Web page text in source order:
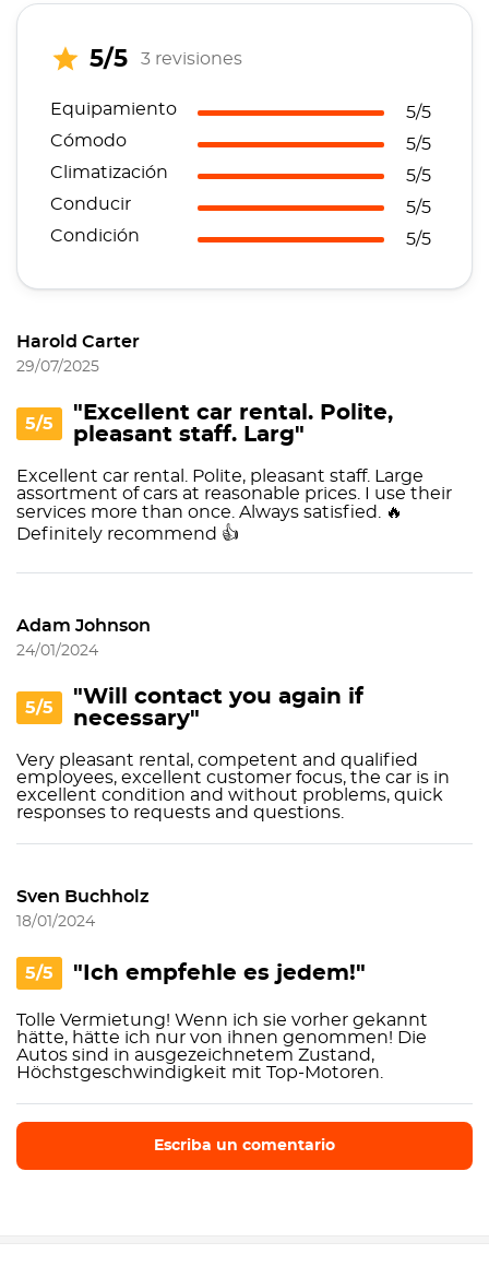
5/5 3 revisiones
Equipamiento
5/5
Cómodo
5/5
Climatización
5/5
Conducir
5/5
Condición
5/5
Harold Carter
29/07/2025
5/5
"Excellent car rental. Polite,
pleasant staff. Larg"
Excellent car rental. Polite, pleasant staff. Large
assortment of cars at reasonable prices. I use their
services more than once. Always satisfied. 🔥
Definitely recommend 👍
Adam Johnson
24/01/2024
5/5
"Will contact you again if
necessary"
Very pleasant rental, competent and qualified
employees, excellent customer focus, the car is in
excellent condition and without problems, quick
responses to requests and questions.
Sven Buchholz
18/01/2024
5/5 "Ich empfehle es jedem!"
Tolle Vermietung! Wenn ich sie vorher gekannt
hätte, hätte ich nur von ihnen genommen! Die
Autos sind in ausgezeichnetem Zustand,
Höchstgeschwindigkeit mit Top-Motoren.
Escriba un comentario